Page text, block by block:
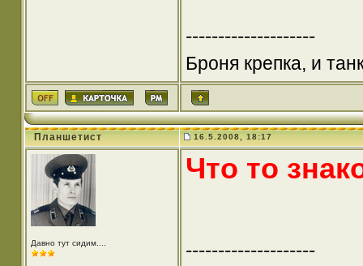
--------------------
Броня крепка, и
Планшетист 16.5.2008, 18:17
Давно тут сидим....
Что то
--------------------